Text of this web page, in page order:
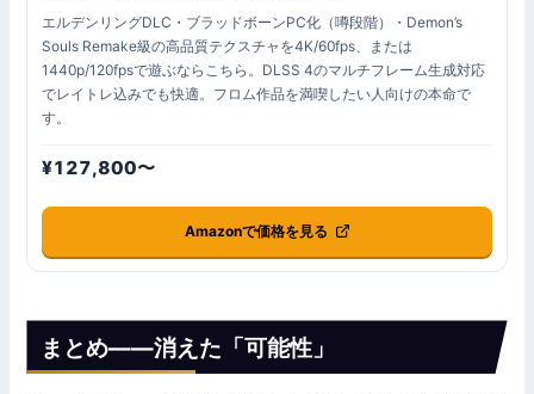
エルデンリングDLC・ブラッドボーンPC化（噂段階）・Demon’s
Souls Remake級の高品質テクスチャを4K/60fps、または
1440p/120fpsで遊ぶならこちら。DLSS 4のマルチフレーム生成対応
でレイトレ込みでも快適。フロム作品を満喫したい人向けの本命で
す。
¥127,800〜
Amazonで価格を見る
まとめ——消えた「可能性」